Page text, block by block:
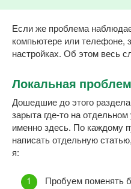
Если же проблема
компьютере или телефоне,
настройках. Об этом весь
Локальная
Дошедшие до этого
зарыта где-то на
именно здесь. По каждому
написать отдельную
я:
Пробуем поменять